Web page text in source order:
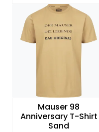
Mauser 98
Anniversary T-Shirt
Sand